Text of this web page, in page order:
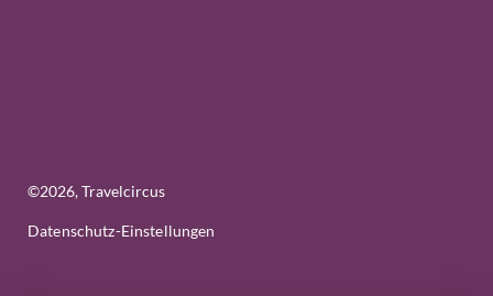
©2026, Travelcircus
Datenschutz-Einstellungen